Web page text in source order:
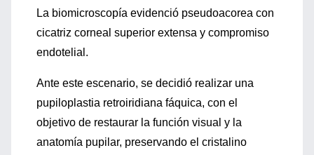
La biomicroscopía evidenció pseudoacorea con
cicatriz corneal superior extensa y compromiso
endotelial.
Ante este escenario, se decidió realizar una
pupiloplastia retroiridiana fáquica, con el
objetivo de restaurar la función visual y la
anatomía pupilar, preservando el cristalino